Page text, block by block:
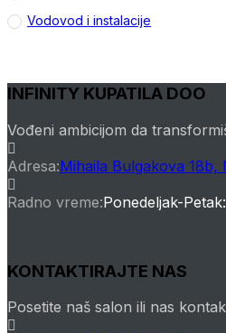
Vodovod i instalacije
INFINITY KUPATILA DOO
Vođeni ambicijom da
Adresa:Mihaila Bulgakova 18b,
Radno vreme:Ponedeljak-
KONTAKTIRAJTE NAS
Posetite naš salon ili nas